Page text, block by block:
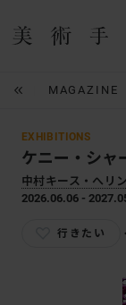
MAGAZINE
EXHIBITIONS
ケニー・シャ
中村キース・へリ
2026.06.06 -
行きたい